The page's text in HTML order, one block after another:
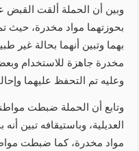
وبين أن الحملة ألقت
بحوزتهما مواد مخدرة، حيث
بهما وتبين أنهما بحالة غير
مخدرة جاهزة للاستخدام
وعليه تم التحفظ عليهما
وتابع أن الحملة ضبطت
العديلية، وباستيقافه تبين
مواد مخدرة، كما ضبطت